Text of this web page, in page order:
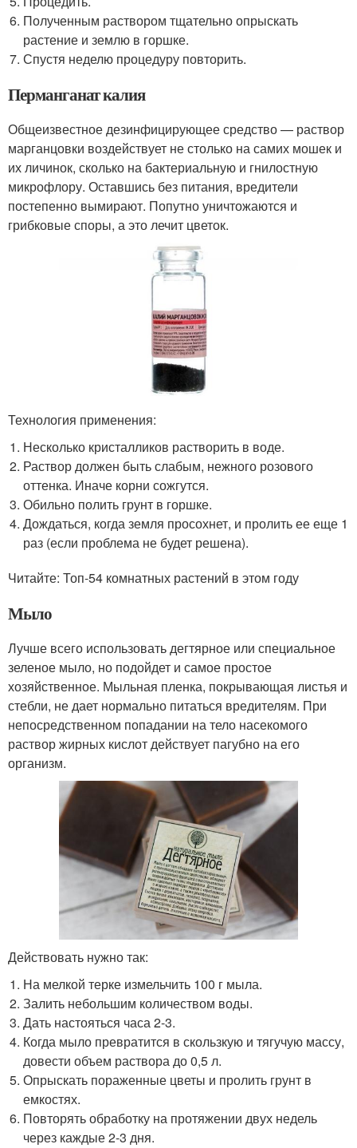
Полученным раствором тщательно опрыскать
растение и землю в горшке.
Спустя неделю процедуру повторить.
Перманганат калия
Общеизвестное дезинфицирующее средство — раствор
марганцовки воздействует не столько на самих мошек и
их личинок, сколько на бактериальную и гнилостную
микрофлору. Оставшись без питания, вредители
постепенно вымирают. Попутно уничтожаются и
грибковые споры, а это лечит цветок.
Технология применения:
Несколько кристалликов растворить в воде.
Раствор должен быть слабым, нежного розового
оттенка. Иначе корни сожгутся.
Обильно полить грунт в горшке.
Дождаться, когда земля просохнет, и пролить ее еще 1
раз (если проблема не будет решена).
Читайте: Топ-54 комнатных растений в этом году
Мыло
Лучше всего использовать дегтярное или специальное
зеленое мыло, но подойдет и самое простое
хозяйственное. Мыльная пленка, покрывающая листья и
стебли, не дает нормально питаться вредителям. При
непосредственном попадании на тело насекомого
раствор жирных кислот действует пагубно на его
организм.
Действовать нужно так:
На мелкой терке измельчить 100 г мыла.
Залить небольшим количеством воды.
Дать настояться часа 2-3.
Когда мыло превратится в скользкую и тягучую массу,
довести объем раствора до 0,5 л.
Опрыскать пораженные цветы и пролить грунт в
емкостях.
Повторять обработку на протяжении двух недель
через каждые 2-3 дня.